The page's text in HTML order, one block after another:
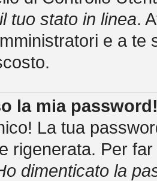
tuo stato in linea.
e a te
la mia
La tua
rigenerata. Per
dimenticato la